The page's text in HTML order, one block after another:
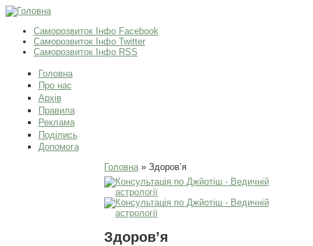
Саморозвиток Інфо Facebook
Саморозвиток Інфо Twitter
Саморозвиток Інфо RSS
Головна
Про нас
Архів
Правила
Реклама
Поділись
Допомога
Ви є тут
Головна» Здоров’я
Здоров’я